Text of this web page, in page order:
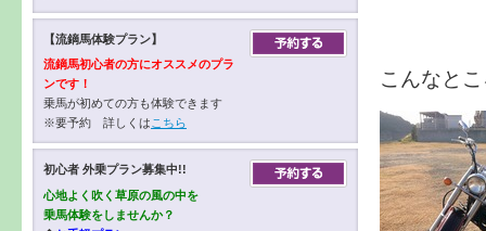
こんなと
【流鏑馬体験プラン】
流鏑馬初心者の方にオススメのプラ
ンです！
乗馬が初めての方も体験できます
※要予約 詳しくは こちら
初心者 外乗プラン募集中!!
心地よく吹く草原の風の中を
乗馬体験をしませんか？